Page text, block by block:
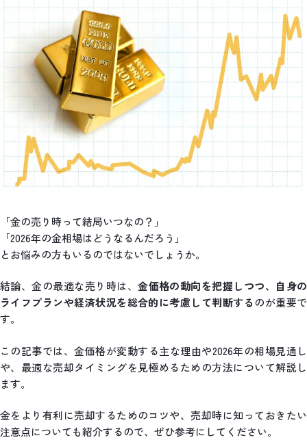
「金の売り時って結局いつなの？」
「2026年の金相場はどうなるんだろう」
とお悩みの方もいるのではないでしょうか。
結論、金の最適な売り時は、金価格の動向を把握しつつ、自身の
ライフプランや経済状況を総合的に考慮して判断するのが重要で
す。
この記事では、金価格が変動する主な理由や2026年の相場見通し
や、最適な売却タイミングを見極めるための方法について解説し
ます。
金をより有利に売却するためのコツや、売却時に知っておきたい
注意点についても紹介するので、ぜひ参考にしてください。